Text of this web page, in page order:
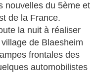
nouvelles du 5ème et
de la France.
la nuit à réaliser
de Blaesheim
frontales des
ues automobilistes